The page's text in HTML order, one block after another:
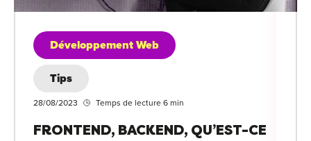
Développement Web
Tips
28/08/2023 Temps de lecture 6 min
FRONTEND, BACKEND, QU’EST-CE